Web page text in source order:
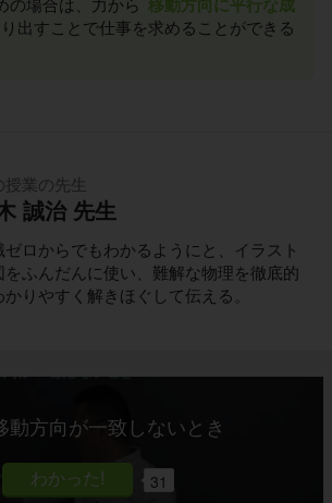
の場合は、力から 移動方向に平行な成
出すことで仕事を求めることができる
授業の先生
誠治 先生
ゼロからでもわかるようにと、イラスト
をふんだんに使い、難解な物理を徹底的
かりやすく解きほぐして伝える。
動方向が一致しないとき
31